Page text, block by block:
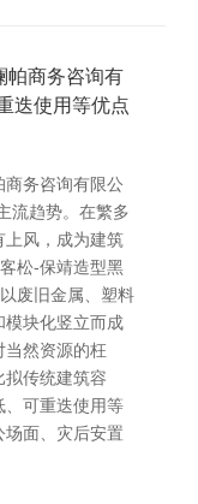
帕商务咨询有
迭使用等优点
务咨询有限公
流趋势。在繁多
上风，成为建筑
松-保靖造型黑
废旧金属、塑料
模块化竖立而成
当然资源的枉
传统建筑容
、可重迭使用等
面、灾后安置